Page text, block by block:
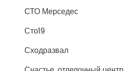
СТО Мерседес
Сто19
Сходразвал